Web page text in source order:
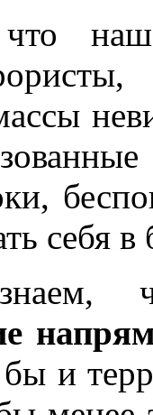
себя в
и